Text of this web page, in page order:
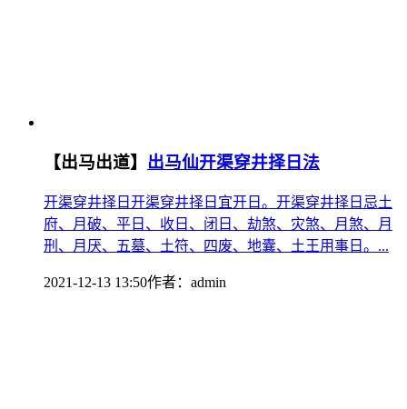
【出马出道】 出马仙开渠穿井择日法
开渠穿井择日开渠穿井择日宜开日。开渠穿井择日忌土
府、月破、平日、收日、闭日、劫煞、灾煞、月煞、月
刑、月厌、五墓、土符、四废、地囊、土王用事日。...
2021-12-13 13:50作者： admin